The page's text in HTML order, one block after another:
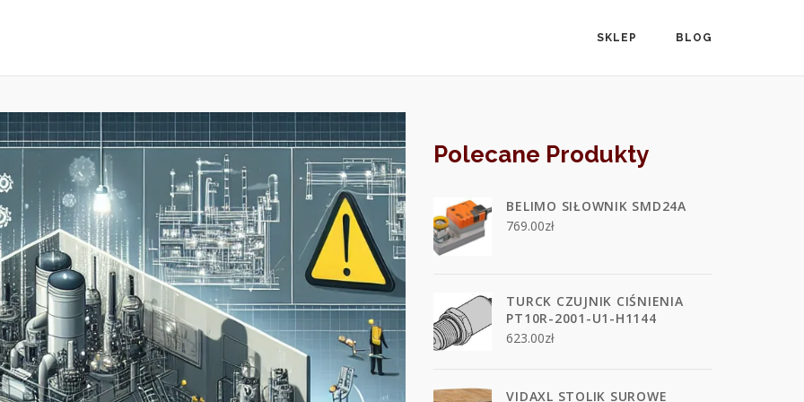
SKLEP BLOG
Polecane Produkty
BELIMO SIŁOWNIK SMD24A
769.00zł
TURCK CZUJNIK CIŚNIENIA
PT10R-2001-U1-H1144
623.00zł
VIDAXL STOLIK SUROWE